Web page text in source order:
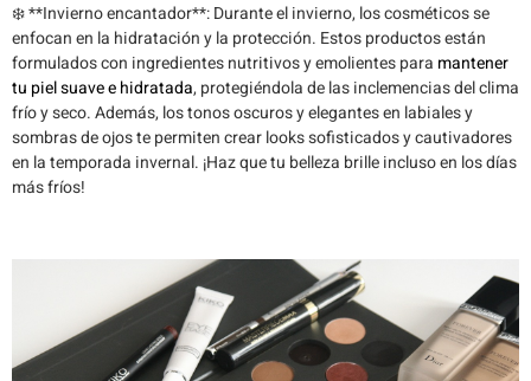
❄️ **Invierno encantador**: Durante el invierno, los cosméticos se
enfocan en la hidratación y la protección. Estos productos están
formulados con ingredientes nutritivos y emolientes para mantener
tu piel suave e hidratada, protegiéndola de las inclemencias del clima
frío y seco. Además, los tonos oscuros y elegantes en labiales y
sombras de ojos te permiten crear looks sofisticados y cautivadores
en la temporada invernal. ¡Haz que tu belleza brille incluso en los días
más fríos!